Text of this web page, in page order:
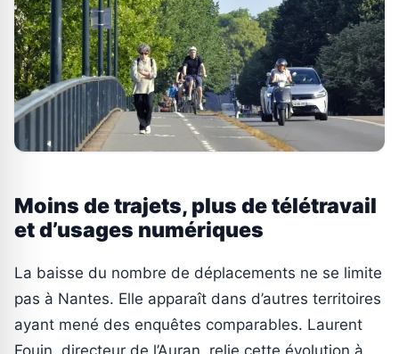
Moins de trajets, plus de télétravail
et d’usages numériques
La baisse du nombre de déplacements ne se limite
pas à Nantes. Elle apparaît dans d’autres territoires
ayant mené des enquêtes comparables. Laurent
Fouin, directeur de l’Auran, relie cette évolution à